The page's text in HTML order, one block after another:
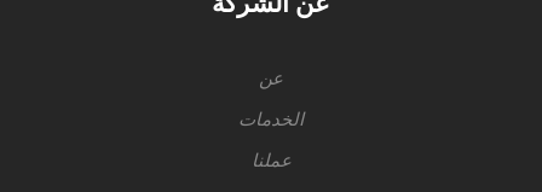
عن
الخدمات
عملنا